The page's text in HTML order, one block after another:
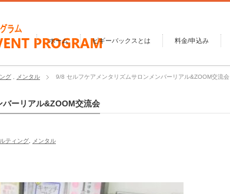
ホーム ピギーバックスとは 料金/申込み
グ メンタル 9/8 セルフケアメンタリズムサロンメンバーリアル&ZOOM交流会
ーリアル&ZOOM交流会
ティング
メンタル